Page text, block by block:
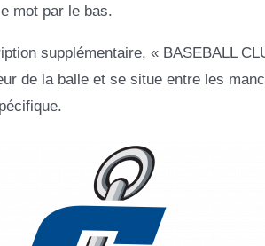
mot par le bas.
supplémentaire, « BASEBALL
de la balle et se situe entre les